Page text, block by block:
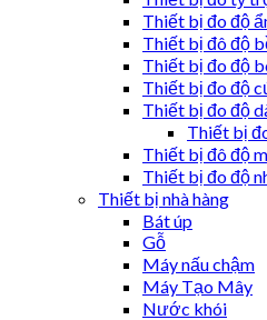
Thiết bị đo độ
Thiết bị đô độ
Thiết bị đo độ
Thiết bị đo độ
Thiết bị đo độ
Thiết bị
Thiết bị đô độ
Thiết bị đo độ
Thiết bị nhà hàng
Bát úp
Gỗ
Máy nấu chậm
Máy Tạo Mây
Nước khói